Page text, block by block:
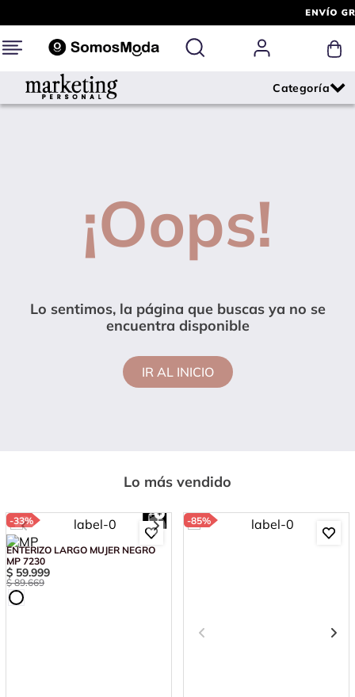
¡Oops!
Lo sentimos, la página que buscas ya no se
encuentra disponible
IR AL INICIO
Lo más vendido
-33%
ENTERIZO LARGO MUJER NEGRO
MP 7230
$ 59.999
$ 89.669
-85%